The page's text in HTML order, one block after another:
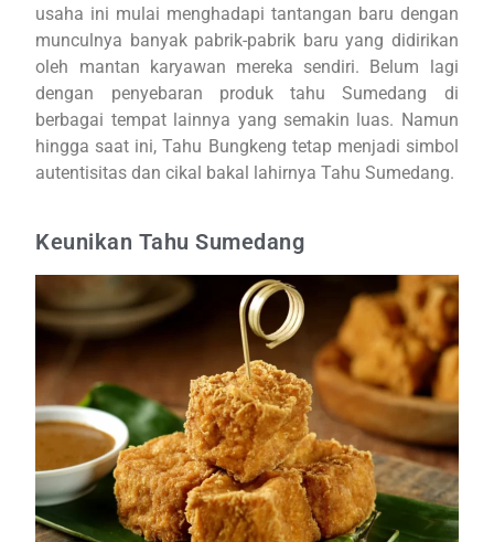
usaha ini mulai menghadapi tantangan baru dengan
munculnya banyak pabrik-pabrik baru yang didirikan
oleh mantan karyawan mereka sendiri. Belum lagi
dengan penyebaran produk tahu Sumedang di
berbagai tempat lainnya yang semakin luas. Namun
hingga saat ini, Tahu Bungkeng tetap menjadi simbol
autentisitas dan cikal bakal lahirnya Tahu Sumedang.
Keunikan Tahu Sumedang